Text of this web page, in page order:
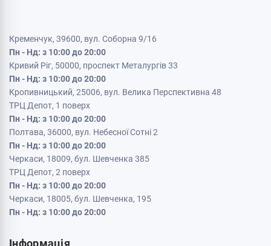
Кременчук, 39600, вул. Соборна 9/16
Пн - Нд: з 10:00 до 20:00
Кривий Ріг, 50000, проспект Металургів 33
Пн - Нд: з 10:00 до 20:00
Кропивницький, 25006, вул. Велика Перспективна 48
ТРЦ Депот, 1 поверх
Пн - Нд: з 10:00 до 20:00
Полтава, 36000, вул. Небесної Сотні 2
Пн - Нд: з 10:00 до 20:00
Черкаси, 18009, бул. Шевченка 385
ТРЦ Депот, 2 поверх
Пн - Нд: з 10:00 до 20:00
Черкаси, 18005, бул. Шевченка, 195
Пн - Нд: з 10:00 до 20:00
Інформація